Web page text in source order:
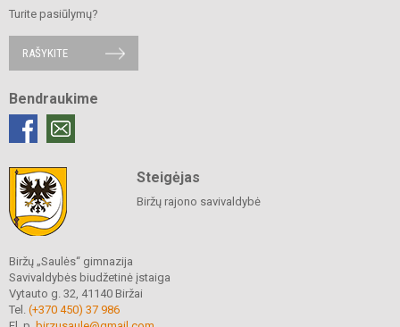
Turite pasiūlymų?
RAŠYKITE
Bendraukime
Steigėjas
Biržų rajono savivaldybė
Biržų „Saulės“ gimnazija
Savivaldybės biudžetinė įstaiga
Vytauto g. 32, 41140 Biržai
Tel. (+370 450) 37 986